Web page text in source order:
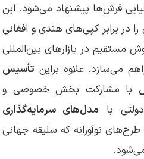
فرش‌ها پیشنهاد می‌شود. این
را در برابر کپی‌های هندی و افغانی
مستقیم در بازارهای بین‌المللی
تأسیس
با مشارکت بخش خصوصی و
با مدل‌های سرمایه‌گذاری
نوآورانه که سلیقه جهانی
می‌شود.